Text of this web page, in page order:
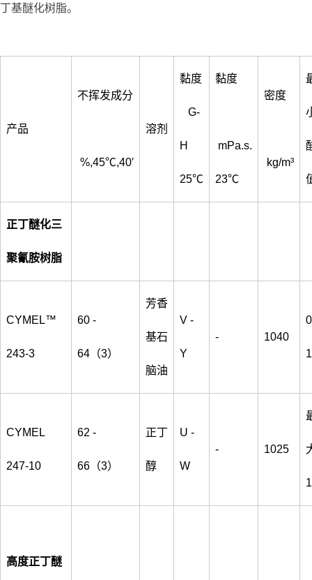
丁基醚化树脂。
产品
不挥发成分
%,45℃,40′
溶剂
黏度
G-
H
25℃
黏度
mPa.s.
23℃
密度
kg/m³
正丁醚化三
聚氰胺树脂
CYMEL™
243-3
60 -
64（3）
芳香
基石
脑油
V -
Y
- 1040
CYMEL
247-10
62 -
66（3）
正丁
醇
U -
W
- 1025
1
高度正丁醚